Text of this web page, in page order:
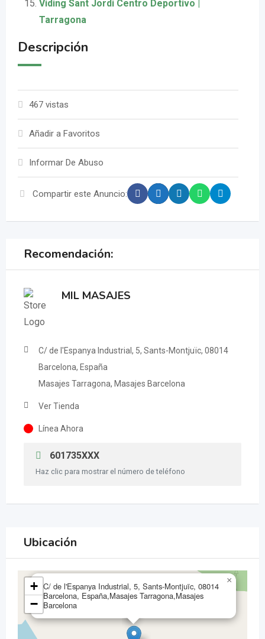
Viding Sant Jordi Centro Deportivo |
Tarragona
Descripción
467 vistas
Añadir a Favoritos
Informar De Abuso
Compartir este Anuncio:
Recomendación:
MIL MASAJES
C/ de l'Espanya Industrial, 5, Sants-Montjuïc, 08014
Barcelona, España
Masajes Tarragona, Masajes Barcelona
Ver Tienda
Línea Ahora
601735XXX
Haz clic para mostrar el número de teléfono
Ubicación
C/ de l'Espanya Industrial, 5, Sants-Montjuïc, 08014
Barcelona, España,Masajes Tarragona,Masajes
Barcelona
×
+
−